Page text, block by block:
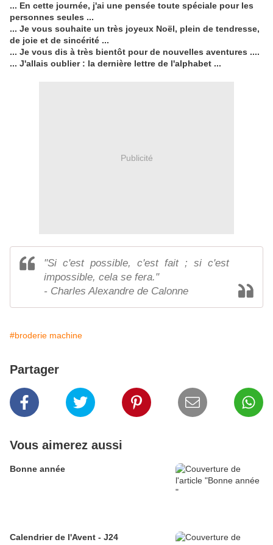
... En cette journée, j'ai une pensée toute spéciale pour les
personnes seules ...
... Je vous souhaite un très joyeux Noël, plein de tendresse,
de joie et de sincérité ...
... Je vous dis à très bientôt pour de nouvelles aventures ....
... J'allais oublier : la dernière lettre de l'alphabet ...
Publicité
"Si c'est possible, c'est fait ; si c'est
impossible, cela se fera."
- Charles Alexandre de Calonne
#broderie machine
Partager
Vous aimerez aussi
Bonne année
Calendrier de l'Avent - J24